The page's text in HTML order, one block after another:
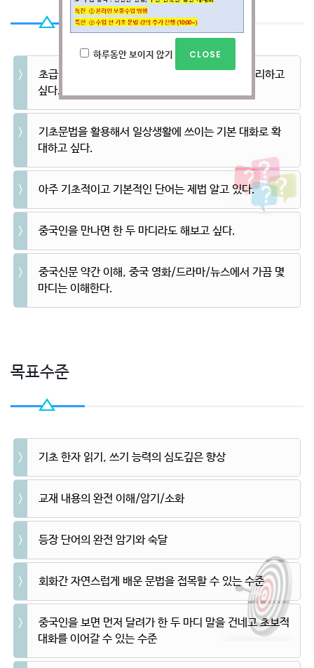
하루동안 보이지 않기
초급1반을 마치고 초급과정을 좀더 심도있게 총정리하고
싶다.
기초문법을 활용해서 일상생활에 쓰이는 기본 대화로 확
대하고 싶다.
아주 기초적이고 기본적인 단어는 제법 알고 있다.
중국인을 만나면 한 두 마디라도 해보고 싶다.
중국신문 약간 이해, 중국 영화/드라마/뉴스에서 가끔 몇
마디는 이해한다.
목표수준
기초 한자 읽기, 쓰기 능력의 심도깊은 향상
교재 내용의 완전 이해/암기/소화
등장 단어의 완전 암기와 숙달
회화간 자연스럽게 배운 문법을 접목할 수 있는 수준
중국인을 보면 먼저 달려가 한 두 마디 말을 건네고 초보적
대화를 이어갈 수 있는 수준